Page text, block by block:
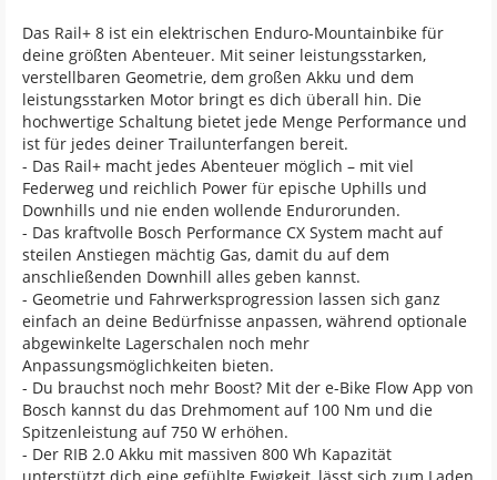
Das Rail+ 8 ist ein elektrischen Enduro-Mountainbike für
deine größten Abenteuer. Mit seiner leistungsstarken,
verstellbaren Geometrie, dem großen Akku und dem
leistungsstarken Motor bringt es dich überall hin. Die
hochwertige Schaltung bietet jede Menge Performance und
ist für jedes deiner Trailunterfangen bereit.
- Das Rail+ macht jedes Abenteuer möglich – mit viel
Federweg und reichlich Power für epische Uphills und
Downhills und nie enden wollende Endurorunden.
- Das kraftvolle Bosch Performance CX System macht auf
steilen Anstiegen mächtig Gas, damit du auf dem
anschließenden Downhill alles geben kannst.
- Geometrie und Fahrwerksprogression lassen sich ganz
einfach an deine Bedürfnisse anpassen, während optionale
abgewinkelte Lagerschalen noch mehr
Anpassungsmöglichkeiten bieten.
- Du brauchst noch mehr Boost? Mit der e-Bike Flow App von
Bosch kannst du das Drehmoment auf 100 Nm und die
Spitzenleistung auf 750 W erhöhen.
- Der RIB 2.0 Akku mit massiven 800 Wh Kapazität
unterstützt dich eine gefühlte Ewigkeit, lässt sich zum Laden